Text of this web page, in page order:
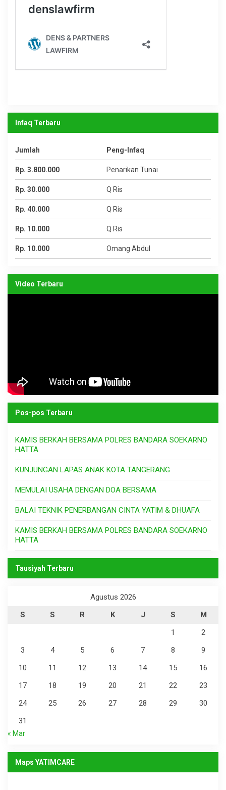
Infaq Terbaru
Jumlah Peng-Infaq
Rp. 3.800.000 Penarikan Tunai
Rp. 30.000 Q Ris
Rp. 40.000 Q Ris
Rp. 10.000 Q Ris
Rp. 10.000 Omang Abdul
Video Terbaru
Pos-pos Terbaru
KAMIS BERKAH BERSAMA POLRES BANDARA SOEKARNO
HATTA
KUNJUNGAN LAPAS ANAK KOTA TANGERANG
MEMULAI USAHA DENGAN DOA BERSAMA
BALAI TEKNIK PENERBANGAN CINTA YATIM & DHUAFA
KAMIS BERKAH BERSAMA POLRES BANDARA SOEKARNO
HATTA
Tausiyah Terbaru
Agustus 2026
S
S R K J S
M
1
2
3
4 5 6 7 8
9
10
11 12 13 14 15
16
17
18 19 20 21 22
23
24
25 26 27 28 29
30
31
« Mar
Maps YATIMCARE